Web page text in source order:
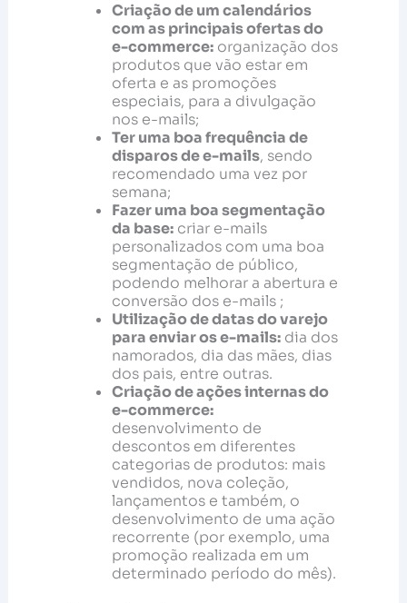
Criação de um calendários
com as principais ofertas do
e-commerce:organização dos
produtos que vão estar em
oferta e as promoções
especiais, para a divulgação
nos e-mails;
Ter uma boa frequência de
disparos de e-mails, sendo
recomendado uma vez por
semana;
Fazer uma boa segmentação
da base:criar e-mails
personalizados com uma boa
segmentação de público,
podendo melhorar a abertura e
conversão dos e-mails ;
Utilização de datas do varejo
para enviar os e-mails:dia dos
namorados, dia das mães, dias
dos pais, entre outras.
Criação de ações internas do
e-commerce:
desenvolvimento de
descontos em diferentes
categorias de produtos: mais
vendidos, nova coleção,
lançamentos e também, o
desenvolvimento de uma ação
recorrente (por exemplo, uma
promoção realizada em um
determinado período do mês).